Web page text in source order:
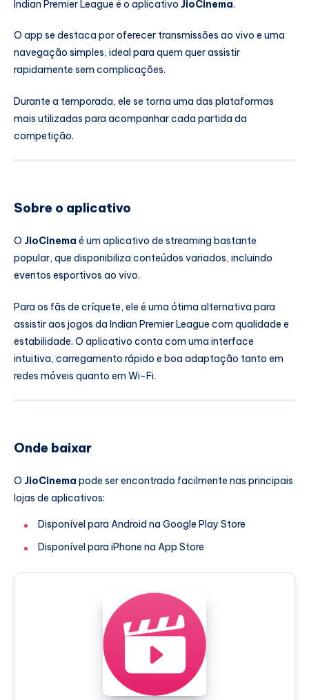
Indian Premier League é o aplicativo JioCinema.
O app se destaca por oferecer transmissões ao vivo e uma
navegação simples, ideal para quem quer assistir
rapidamente sem complicações.
Durante a temporada, ele se torna uma das plataformas
mais utilizadas para acompanhar cada partida da
competição.
Sobre o aplicativo
O JioCinema é um aplicativo de streaming bastante
popular, que disponibiliza conteúdos variados, incluindo
eventos esportivos ao vivo.
Para os fãs de críquete, ele é uma ótima alternativa para
assistir aos jogos da Indian Premier League com qualidade e
estabilidade. O aplicativo conta com uma interface
intuitiva, carregamento rápido e boa adaptação tanto em
redes móveis quanto em Wi-Fi.
Onde baixar
O JioCinema pode ser encontrado facilmente nas principais
lojas de aplicativos:
Disponível para Android na Google Play Store
Disponível para iPhone na App Store